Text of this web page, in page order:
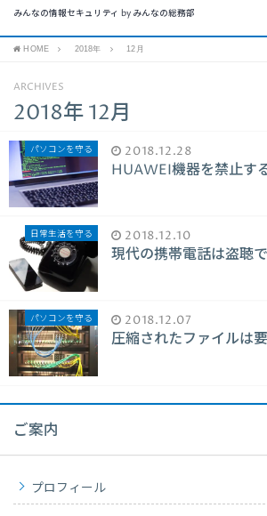
みんなの情報セキュリティ by みんなの総務部
HOME 2018年 12月
ARCHIVES
2018年 12月
パソコンを守る 2018.12.28
HUAWEI機器を禁止す
日常生活を守る 2018.12.10
現代の携帯電話は盗聴
パソコンを守る 2018.12.07
圧縮されたファイルは
ご案内
プロフィール